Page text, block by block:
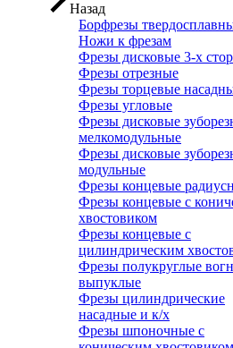
Назад
Борфрезы
Ножи к фрезам
Фрезы дисковые 3-х
Фрезы отрезные
Фрезы торцевые
Фрезы угловые
Фрезы дисковые
мелкомодульные
Фрезы дисковые
модульные
Фрезы концевые
Фрезы концевые с
хвостовиком
Фрезы концевые с
цилиндрическим
Фрезы полукруглые
выпуклые
Фрезы цилиндрические
насадные и к/х
Фрезы шпоночные с